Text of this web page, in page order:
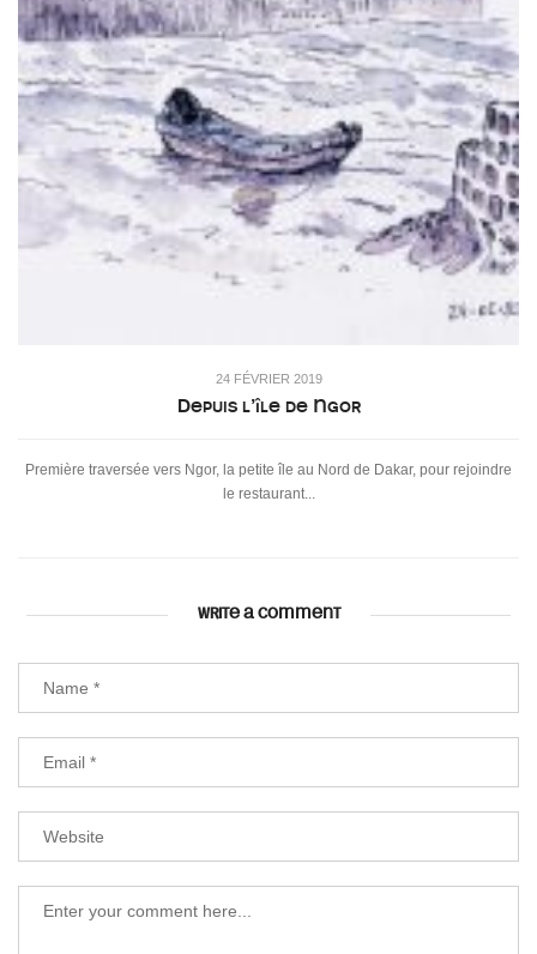
24 FÉVRIER 2019
Depuis l’île de Ngor
Première traversée vers Ngor, la petite île au Nord de Dakar, pour rejoindre
le restaurant...
WRITE A COMMENT